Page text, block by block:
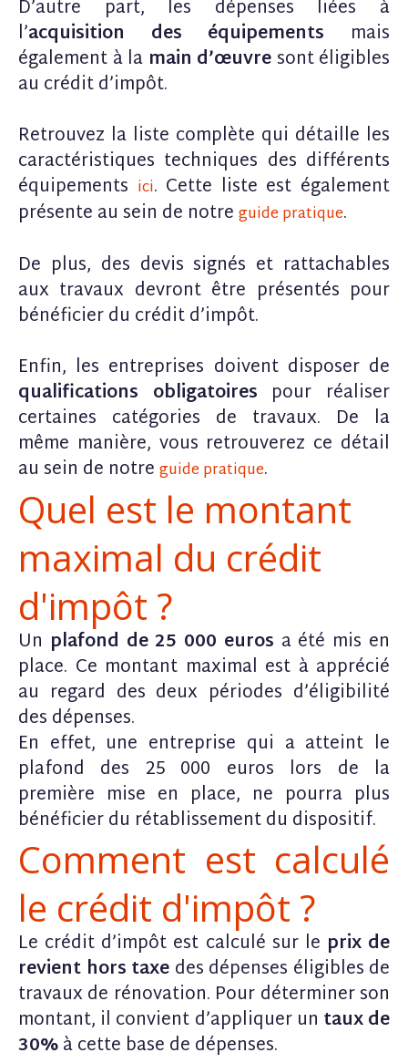
D’autre part, les dépenses liées à
l’acquisition des équipements mais
également à la main d’œuvresont éligibles
au crédit d’impôt.
Retrouvez la liste complète qui détaille les
caractéristiques techniques des différents
équipements ici. Cette liste est également
présente au sein de notre guide pratique.
De plus, des devis signés et rattachables
aux travaux devront être présentés pour
bénéficier du crédit d’impôt.
Enfin, les entreprises doivent disposer de
qualifications obligatoires pour réaliser
certaines catégories de travaux. De la
même manière, vous retrouverez ce détail
au sein de notre guide pratique.
Quel est le montant
maximal du crédit
d'impôt ?
Un plafond de 25 000 euros a été mis en
place. Ce montant maximal est à apprécié
au regard des deux périodes d’éligibilité
des dépenses.
En effet, une entreprise qui a atteint le
plafond des 25 000 euros lors de la
première mise en place, ne pourra plus
bénéficier du rétablissement du dispositif.
Comment est calculé
le crédit d'impôt ?
Le crédit d’impôt est calculé sur le prix de
revient hors taxe des dépenses éligibles de
travaux de rénovation. Pour déterminer son
montant, il convient d’appliquer un taux de
30%à cette base de dépenses.